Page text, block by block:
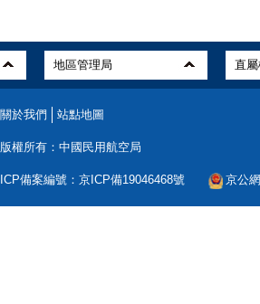
關於我們 站點地圖
版權所有：中國民用航空局
ICP備案編號：京ICP備19046468號 京公